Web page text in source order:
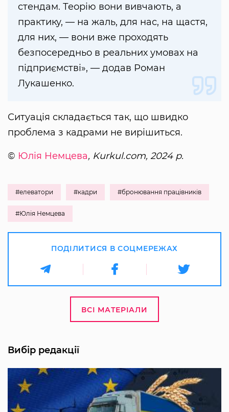
стендам. Теорію вони вивчають, а
практику, — на жаль, для нас, на щастя,
для них, — вони вже проходять
безпосередньо в реальних умовах на
підприємстві», — додав Роман
Лукашенко.
Ситуація складається так, що швидко
проблема з кадрами не вирішиться.
© Юлія Немцева, Kurkul.com, 2024 р.
#елеватори #кадри #бронювання працівників
#Юлія Немцева
ПОДІЛИТИСЯ В СОЦМЕРЕЖАХ
ВСІ МАТЕРІАЛИ
Вибір редакції